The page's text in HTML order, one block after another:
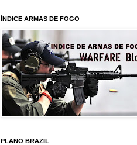
ÍNDICE ARMAS DE FOGO
PLANO BRAZIL